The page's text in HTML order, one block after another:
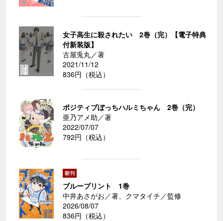
女子高生に殺されたい 2巻（完）【電子特典
付新装版】
古屋兎丸／著
2021/11/12
836円（税込）
ポジティブぼっちハルミちゃん 2巻（完）
亜乃アメ助／著
2022/07/07
792円（税込）
ブループリント 1巻
中井あさがお／著、クマタイチ／監修
2026/08/07
836円（税込）